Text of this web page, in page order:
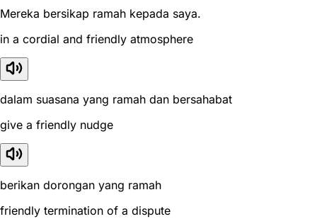
Mereka bersikap ramah kepada saya.
in a cordial and friendly atmosphere
dalam suasana yang ramah dan bersahabat
give a friendly nudge
berikan dorongan yang ramah
friendly termination of a dispute